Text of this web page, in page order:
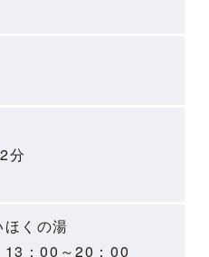
分
くの湯
13：00～20：00